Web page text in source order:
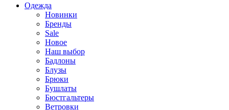
Одежда
Новинки
Бренды
Sale
Новое
Наш выбор
Бадлоны
Блузы
Брюки
Бушлаты
Бюстгальтеры
Ветровки